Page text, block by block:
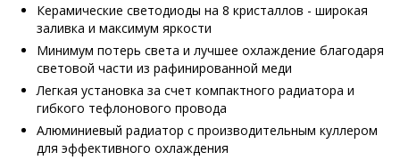
Керамические светодиоды на 8 кристаллов - широкая
заливка и максимум яркости
Минимум потерь света и лучшее охлаждение благодаря
световой части из рафинированной меди
Легкая установка за счет компактного радиатора и
гибкого тефлонового провода
Алюминиевый радиатор с производительным куллером
для эффективного охлаждения